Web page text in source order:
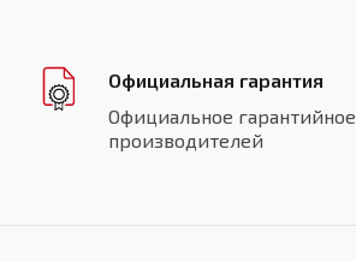
Официальная гарантия
Официальное
производителей